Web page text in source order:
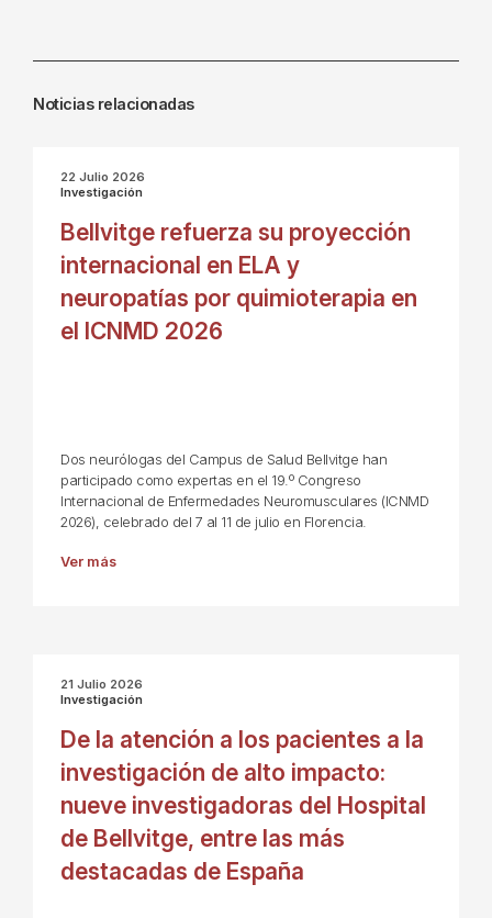
Noticias relacionadas
22 Julio 2026
Investigación
Bellvitge refuerza su proyección
internacional en ELA y
neuropatías por quimioterapia en
el ICNMD 2026
Dos neurólogas del Campus de Salud Bellvitge han
participado como expertas en el 19.º Congreso
Internacional de Enfermedades Neuromusculares (ICNMD
2026), celebrado del 7 al 11 de julio en Florencia.
Ver más
21 Julio 2026
Investigación
De la atención a los pacientes a la
investigación de alto impacto:
nueve investigadoras del Hospital
de Bellvitge, entre las más
destacadas de España